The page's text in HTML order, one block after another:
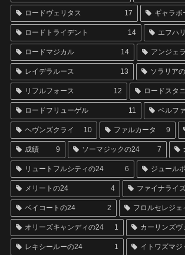
ロードヴェリタス 17 ギャラボ
ロードトライデント 14 エフハ
ロードマジカル 14 アンジェ
レイデラルース 13 ソラリア
リフルフォース 12 ロードスタ
ロードフリューゲル 11 ベルフ
ヘヴンズクライ 10 ファルカータ 9
成績 9 ソーマジックの24 7
リュートフルシティの24 6 ジュール
メリートの24 4 ファイナライ
ベイコートの24 2 フロルセレジェ
オリーズキャンディの24 1 カーリンズ
レキシールーの24 1 イトワズマジ